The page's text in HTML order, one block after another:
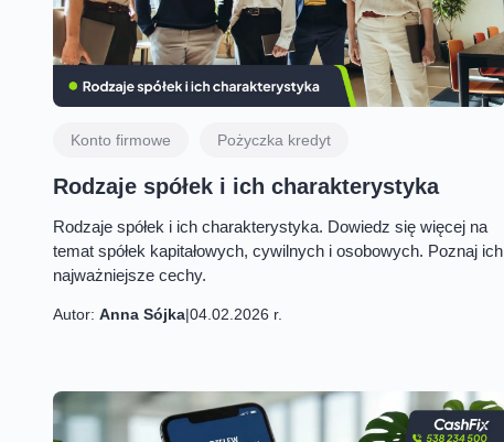
Konto firmowe Pożyczka kredyt
Rodzaje spółek i ich charakterystyka
Rodzaje spółek i ich charakterystyka. Dowiedz się więcej na
temat spółek kapitałowych, cywilnych i osobowych. Poznaj ich
najważniejsze cechy.
Autor: Anna Sójka|04.02.2026 r.